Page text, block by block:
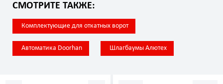
СМОТРИТЕ ТАКЖЕ:
Комплектующие для откатных ворот
Автоматика Doorhan Шлагбаумы Алютех